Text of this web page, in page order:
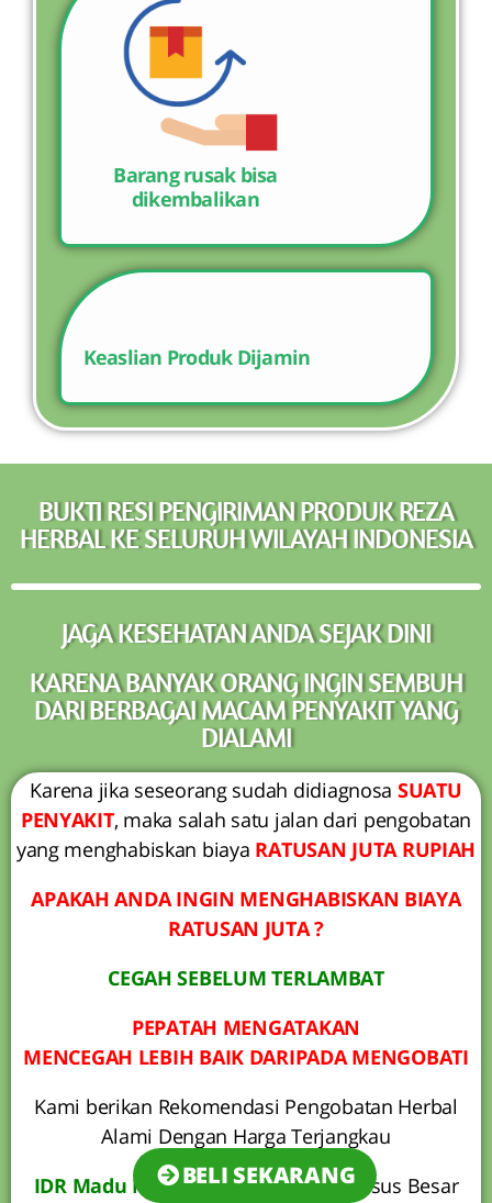
Barang rusak bisa
dikembalikan
Keaslian Produk Dijamin
BUKTI RESI PENGIRIMAN PRODUK REZA
HERBAL KE SELURUH WILAYAH INDONESIA
JAGA KESEHATAN ANDA SEJAK DINI
KARENA BANYAK ORANG INGIN SEMBUH
DARI BERBAGAI MACAM PENYAKIT YANG
DIALAMI
Karena jika seseorang sudah didiagnosa SUATU
PENYAKIT, maka salah satu jalan dari pengobatan
yang menghabiskan biaya RATUSAN JUTA RUPIAH
APAKAH ANDA INGIN MENGHABISKAN BIAYA
RATUSAN JUTA ?
CEGAH SEBELUM TERLAMBAT
PEPATAH MENGATAKAN
MENCEGAH LEBIH BAIK DARIPADA MENGOBATI
Kami berikan Rekomendasi Pengobatan Herbal
Alami Dengan Harga Terjangkau
IDR Madu MaxSolusi Obati Tumor Usus Besar
BELI SEKARANG